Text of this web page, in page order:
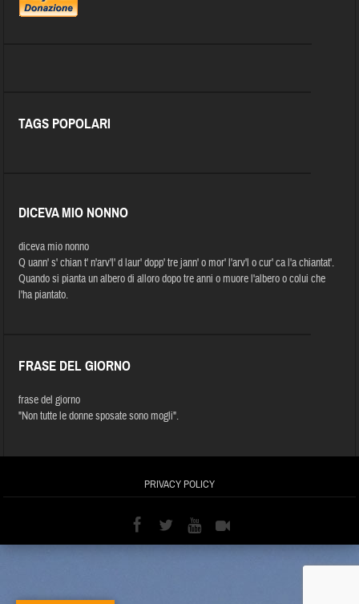
TAGS POPOLARI
DICEVA MIO NONNO
diceva mio nonno
Q uann' s' chian t' n'arv'l' d laur' dopp' tre jann' o mor' l'arv'l o cur' ca l'a chiantat'.
Quando si pianta un albero di alloro dopo tre anni o muore l'albero o colui che
l'ha piantato.
FRASE DEL GIORNO
frase del giorno
"Non tutte le donne sposate sono mogli".
PRIVACY POLICY